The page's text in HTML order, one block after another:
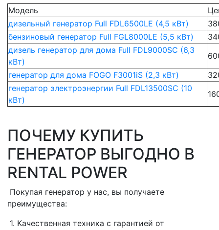
Модель
дизельный генератор Full FDL6500LE (4,5 кВт)
бензиновый генератор Full FGL8000LE (5,5 кВт)
дизель генератор для дома Full FDL9000SC (6,3
кВт)
генератор для дома FOGO F3001iS (2,3 кВт)
генератор электроэнергии Full FDL13500SC (10
кВт)
ПОЧЕМУ КУПИТЬ
ГЕНЕРАТОР ВЫГОДНО В
RENTAL POWER
Покупая генератор у нас, вы получаете
преимущества:
1. Качественная техника с гарантией от